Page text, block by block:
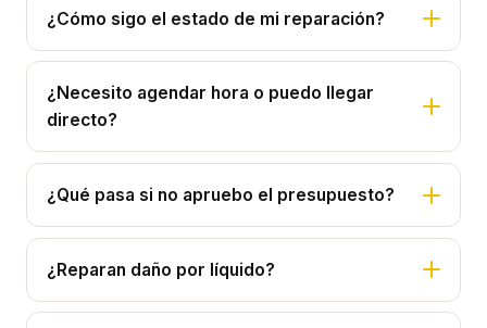
¿Cómo sigo el estado de mi reparación?
¿Necesito agendar hora o puedo llegar
directo?
¿Qué pasa si no apruebo el presupuesto?
¿Reparan daño por líquido?